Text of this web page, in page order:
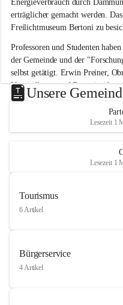
e
e
Energieverbrauch durch
erträglicher gemacht werden.
Freilichtmuseum Bertoni zu
Professoren und Studenten
der Gemeinde und der
selbst getätigt. Erwin Preiner,
Neusiedlersee und Bgm. ist
hofft auf baldige praktische
Gerade in Zeiten des
wichtig!
Unsere
Lesezeit 1
Lesezeit 1
Tourismus
6 Artikel
Bürgerservice
4 Artikel